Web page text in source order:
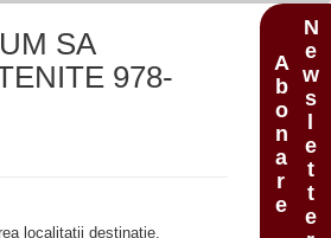
SA
978-
localitatii destinatie. Newsletter
Abonare